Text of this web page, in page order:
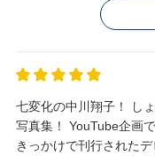
七変化の中川翔子！ し
写真集！ YouTube企画で披露された水着姿が、大バズりしたのが
きっかけで刊行された